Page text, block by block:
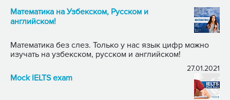
Математика на Узбекском, Русском и
английском!
Математика без слез. Только у нас язык цифр можно
изучать на узбекском, русском и английском!
27.01.2021
Mock IELTS exam